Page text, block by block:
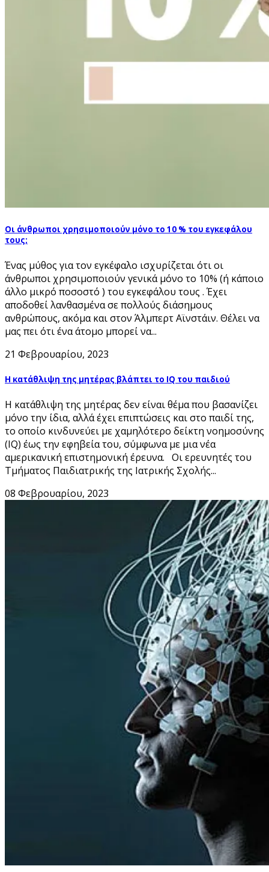
Οι άνθρωποι χρησιμοποιούν μόνο το 10 % του εγκεφάλου
τους;
Ένας μύθος για τον εγκέφαλο ισχυρίζεται ότι οι
άνθρωποι χρησιμοποιούν γενικά μόνο το 10% (ή κάποιο
άλλο μικρό ποσοστό ) του εγκεφάλου τους . Έχει
αποδοθεί λανθασμένα σε πολλούς διάσημους
ανθρώπους, ακόμα και στον Άλμπερτ Αϊνστάιν. Θέλει να
μας πει ότι ένα άτομο μπορεί να...
21 Φεβρουαρίου, 2023
Η κατάθλιψη της μητέρας βλάπτει το IQ του παιδιού
Η κατάθλιψη της μητέρας δεν είναι θέμα που βασανίζει
μόνο την ίδια, αλλά έχει επιπτώσεις και στο παιδί της,
το οποίο κινδυνεύει με χαμηλότερο δείκτη νοημοσύνης
(IQ) έως την εφηβεία του, σύμφωνα με μια νέα
αμερικανική επιστημονική έρευνα. Οι ερευνητές του
Τμήματος Παιδιατρικής της Ιατρικής Σχολής...
08 Φεβρουαρίου, 2023